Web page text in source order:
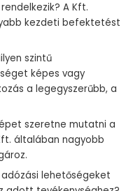
A Kft.
kezdeti befektetést
szintű
képes vagy
a legegyszerűbb, a
szeretne mutatni a
általában nagyobb
lehetőségeket